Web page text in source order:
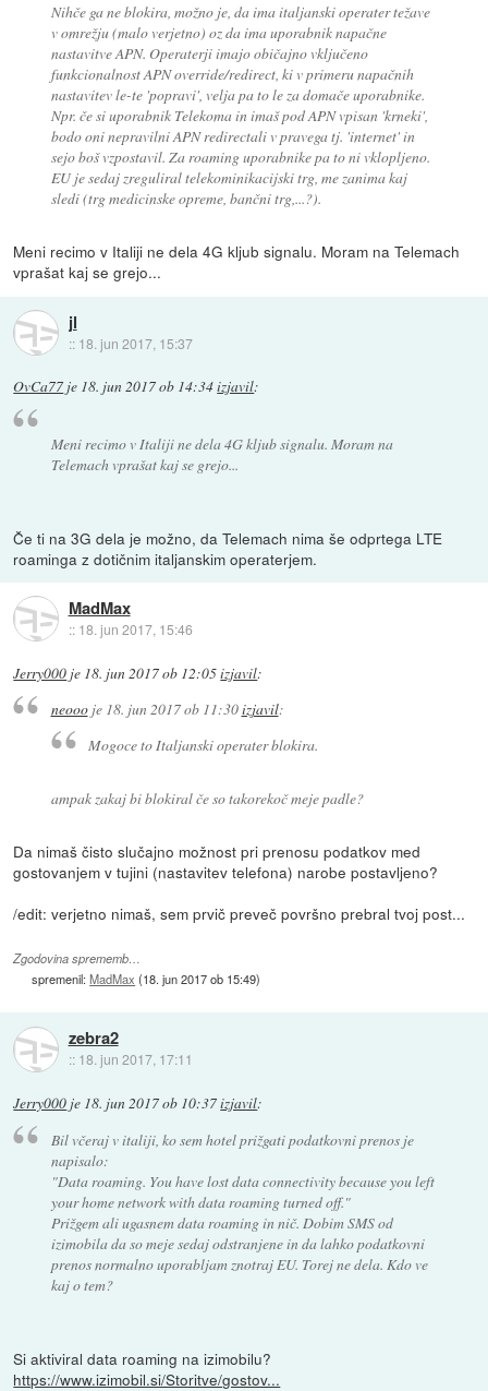
Nihče ga ne blokira, možno je, da ima italjanski operater težave
v omrežju (malo verjetno) oz da ima uporabnik napačne
nastavitve APN. Operaterji imajo običajno vključeno
funkcionalnost APN override/redirect, ki v primeru napačnih
nastavitev le-te 'popravi', velja pa to le za domače uporabnike.
Npr. če si uporabnik Telekoma in imaš pod APN vpisan 'krneki',
bodo oni nepravilni APN redirectali v pravega tj. 'internet' in
sejo boš vzpostavil. Za roaming uporabnike pa to ni vklopljeno.
EU je sedaj zreguliral telekominikacijski trg, me zanima kaj
sledi (trg medicinske opreme, bančni trg,...?).
Meni recimo v Italiji ne dela 4G kljub signalu. Moram na Telemach
vprašat kaj se grejo...
jl
:: 18. jun 2017, 15:37
OvCa77 je 18. jun 2017 ob 14:34izjavil:
Meni recimo v Italiji ne dela 4G kljub signalu. Moram na
Telemach vprašat kaj se grejo...
Če ti na 3G dela je možno, da Telemach nima še odprtega LTE
roaminga z dotičnim italjanskim operaterjem.
MadMax
:: 18. jun 2017, 15:46
Jerry000 je 18. jun 2017 ob 12:05izjavil:
neoooje 18. jun 2017 ob 11:30izjavil:
Mogoce to Italjanski operater blokira.
ampak zakaj bi blokiral če so takorekoč meje padle?
Da nimaš čisto slučajno možnost pri prenosu podatkov med
gostovanjem v tujini (nastavitev telefona) narobe postavljeno?
/edit: verjetno nimaš, sem prvič preveč površno prebral tvoj post...
Zgodovina sprememb…
spremenil:MadMax (18. jun 2017 ob 15:49)
zebra2
:: 18. jun 2017, 17:11
Jerry000 je 18. jun 2017 ob 10:37izjavil:
Bil včeraj v italiji, ko sem hotel prižgati podatkovni prenos je
napisalo:
"Data roaming. You have lost data connectivity because you left
your home network with data roaming turned off."
Prižgem ali ugasnem data roaming in nič. Dobim SMS od
izimobila da so meje sedaj odstranjene in da lahko podatkovni
prenos normalno uporabljam znotraj EU. Torej ne dela. Kdo ve
kaj o tem?
Si aktiviral data roaming na izimobilu?
https://www.izimobil.si/Storitve/gostov...